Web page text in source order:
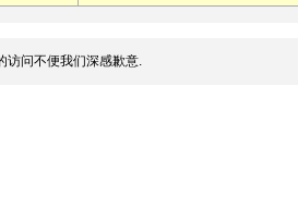
访问不便我们深感歉意.